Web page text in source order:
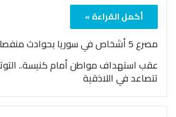
أكمل القراءة »
مصرع 5 أشخاص في سوريا بحوادث منفصلة خلال يوم واحد
عقب استهداف مواطن أمام كنيسة..
تتصاعد في اللاذقية